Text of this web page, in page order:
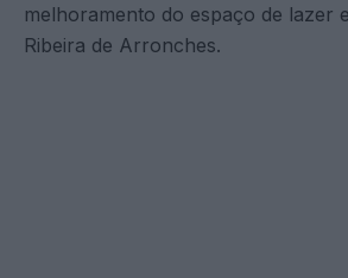
melhoramento do espaço de lazer
Ribeira de Arronches.